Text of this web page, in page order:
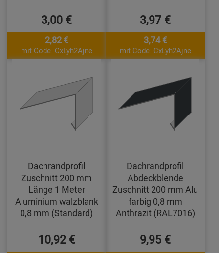
3,00 €
2,82 €
mit Code: CxLyh2Ajne
3,97 €
3,74 €
mit Code: CxLyh2Ajne
Dachrandprofil
Zuschnitt 200 mm
Länge 1 Meter
Aluminium walzblank
0,8 mm (Standard)
10,92 €
Dachrandprofil
Abdeckblende
Zuschnitt 200 mm Alu
farbig 0,8 mm
Anthrazit (RAL7016)
9,95 €